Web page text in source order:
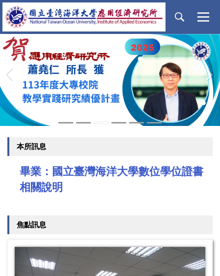
跳
到
主
要
內
區
›
本所訊息
畢業：國立臺灣海洋大學數位學位證書
相關說明
焦點訊息